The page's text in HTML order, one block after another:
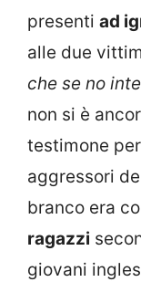
presenti ad
alle due
che se no
non si è
testimone
aggressori
branco era
ragazzi
giovani